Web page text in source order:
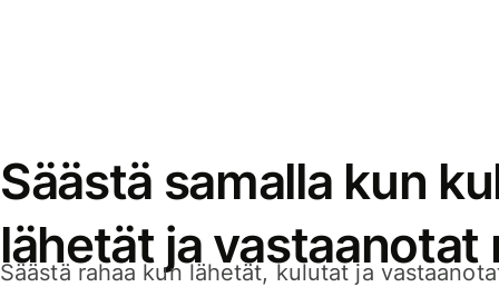
Säästä samalla kun
lähetät ja vastaanotat
Säästä rahaa kun lähetät, kulutat ja